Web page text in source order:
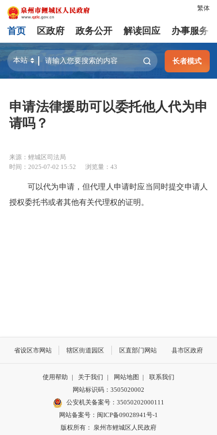
繁体
首页 区政府 政务公开 解读回应 办事服务
长者模式
申请法律援助可以委托他人代为申
请吗？
来源：鲤城区司法局
时间：2025-07-02 15:52
浏览量： 43
可以代为申请，但代理人申请时应当同时提交申请人
授权委托书或者其他有关代理权的证明。
省设区市网站 辖区街道园区 区直部门网站 县市区政府
使用帮助 | 关于我们 | 网站地图 |
联系我们
网站标识码：3505020002
公安机关备案号：35050202000111
网站备案号：闽ICP备09028941号-1
版权所有： 泉州市鲤城区人民政府